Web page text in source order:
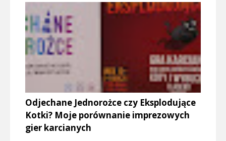
Odjechane Jednorożce czy Eksplodujące
Kotki? Moje porównanie imprezowych
gier karcianych